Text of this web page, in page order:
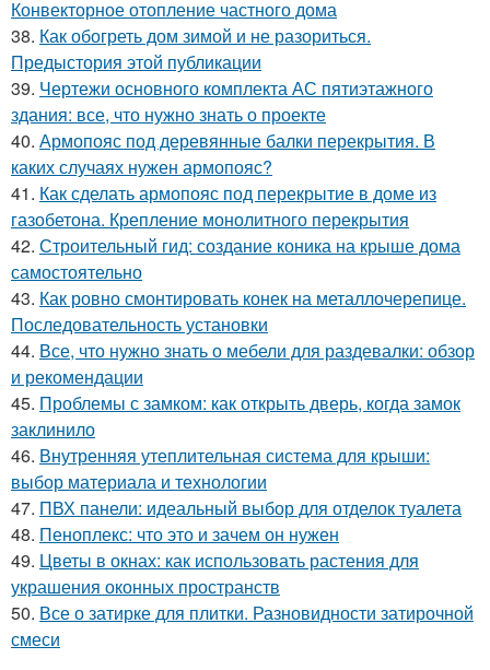
Конвекторное отопление частного дома
38. Как обогреть дом зимой и не разориться.
Предыстория этой публикации
39. Чертежи основного комплекта АС пятиэтажного
здания: все, что нужно знать о проекте
40. Армопояс под деревянные балки перекрытия. В
каких случаях нужен армопояс?
41. Как сделать армопояс под перекрытие в доме из
газобетона. Крепление монолитного перекрытия
42. Строительный гид: создание коника на крыше дома
самостоятельно
43. Как ровно смонтировать конек на металлочерепице.
Последовательность установки
44. Все, что нужно знать о мебели для раздевалки: обзор
и рекомендации
45. Проблемы с замком: как открыть дверь, когда замок
заклинило
46. Внутренняя утеплительная система для крыши:
выбор материала и технологии
47. ПВХ панели: идеальный выбор для отделок туалета
48. Пеноплекс: что это и зачем он нужен
49. Цветы в окнах: как использовать растения для
украшения оконных пространств
50. Все о затирке для плитки. Разновидности затирочной
смеси